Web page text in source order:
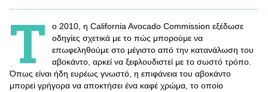
Τ
ο 2010, η California Avocado Commission εξέδωσε
οδηγίες σχετικά με το πώς μπορούμε να
επωφεληθούμε στο μέγιστο από την κατανάλωση του
αβοκάντο, αρκεί να ξεφλουδιστεί με το σωστό τρόπο.
Όπως είναι ήδη ευρέως γνωστό, η επιφάνεια του αβοκάντο
μπορεί γρήγορα να αποκτήσει ένα καφέ χρώμα, το οποίο